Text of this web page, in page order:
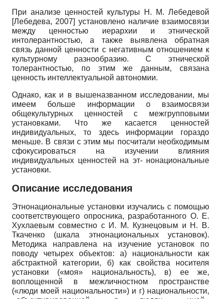
При анализе ценностей культуры Н. М. Лебедевой
[Лебедева, 2007] установлено наличие взаимосвязи
между ценностью иерархии и этнической
интолерантностью, а также выявлена обратная
связь данной ценности с негативным отношением к
культурному разнообразию. С этнической
толерантностью, по этим же данным, связана
ценность интеллектуальной автономии.
Однако, как и в вышеназванном исследовании, мы
имеем больше информации о взаимосвязи
общекультурных ценностей с межгрупповыми
установками. Что же касается ценностей
индивидуальных, то здесь информации гораздо
меньше. В связи с этим мы посчитали необходимым
сфокусироваться на изучении влияния
индивидуальных ценностей на эт- нонациональные
установки.
Описание исследования
Этнонациональные установки изучались с помощью
соответствующего опросника, разработанного О. Е.
Хухлаевым совместно с И. М. Кузнецовым и Н. В.
Ткаченко (шкала этнонациональных установок).
Методика направлена на изучение установок по
поводу четырех объектов: а) национальности как
абстрактной категории, б) как свойства носителя
установки («моя» национальность), в) ее же,
воплощенной в межличностном пространстве
(«люди моей национальности») и г) национальности,